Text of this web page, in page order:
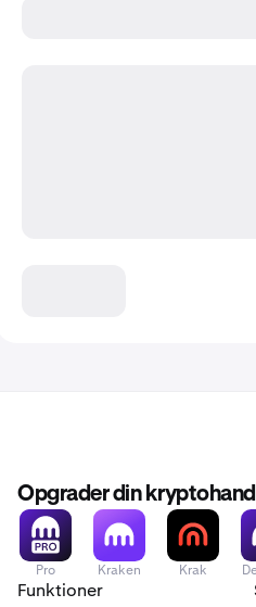
Opgrader din
Pro Kraken Krak
Funktioner